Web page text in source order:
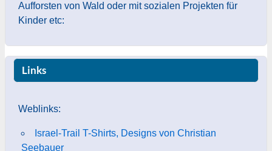
Aufforsten von Wald oder mit sozialen Projekten für
Kinder etc:
Links
Weblinks:
Israel-Trail T-Shirts, Designs von Christian
Seebauer